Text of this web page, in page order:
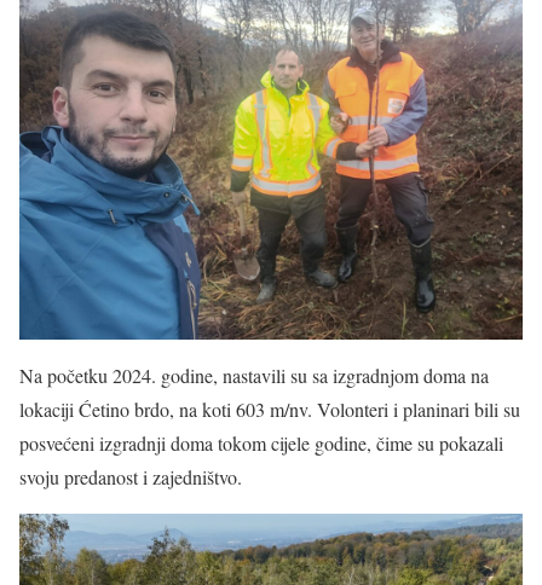
Na početku 2024. godine, nastavili su sa izgradnjom doma na
lokaciji Ćetino brdo, na koti 603 m/nv. Volonteri i planinari bili su
posvećeni izgradnji doma tokom cijele godine, čime su pokazali
svoju predanost i zajedništvo.